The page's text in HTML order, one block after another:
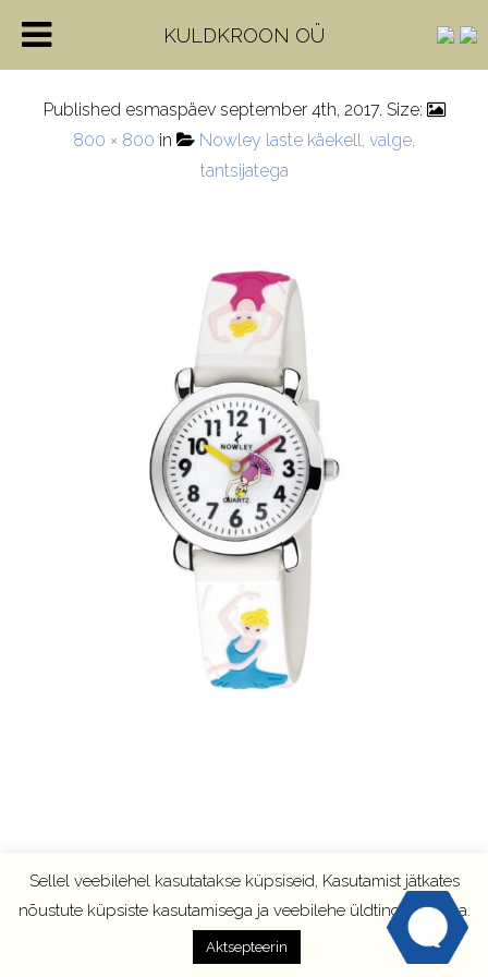
8-5571-0-1-1
Published esmaspäev september 4th, 2017. Size:
800 × 800 in
Nowley laste käekell, valge,
tantsijatega
Sellel veebilehel kasutatakse küpsiseid, Kasutamist jätkates
nõustute küpsiste kasutamisega ja veebilehe üldtingimustega.
Aktsepteerin
KULDKROON OÜ